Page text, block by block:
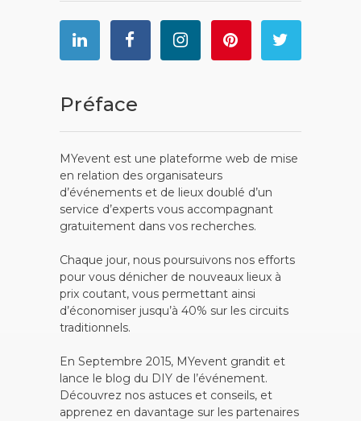
Préface
MYevent est une plateforme web de mise
en relation des organisateurs
d’événements et de lieux doublé d’un
service d’experts vous accompagnant
gratuitement dans vos recherches.
Chaque jour, nous poursuivons nos efforts
pour vous dénicher de nouveaux lieux à
prix coutant, vous permettant ainsi
d’économiser jusqu’à 40% sur les circuits
traditionnels.
En Septembre 2015, MYevent grandit et
lance le blog du DIY de l’événement.
Découvrez nos astuces et conseils, et
apprenez en davantage sur les partenaires